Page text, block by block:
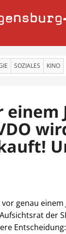
SOZIALES KINO
einem
vor genau einem
der